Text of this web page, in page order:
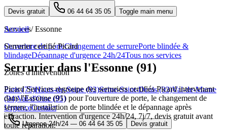
Devis gratuit 06 44 64 35 05 Toggle main menu
Services
Ouverture de porteChangement de serrurePorte blindée &
blindageDépannage d'urgence 24h/24Tous nos services
Zones d'intervention
Paris (75)Hauts-de-Seine (92)Seine-Saint-Denis (93)Val-de-Marne
(94)Val-d'Oise (95)
UrgenceContact
Urgence 24h/24 — 06 44 64 35 05 Devis gratuit
Accueil / Essonne
Serrurier certifié Picard
Serrurier dans l'Essonne (91)
Picard Services regroupe des serruriers certifiés Picard intervenant
dans l'Essonne (91) pour l'ouverture de porte, le changement de
serrure, l'installation de porte blindée et le dépannage après
effraction. Intervention d'urgence 24h/24, 7j/7, devis gratuit avant
toute réparation.